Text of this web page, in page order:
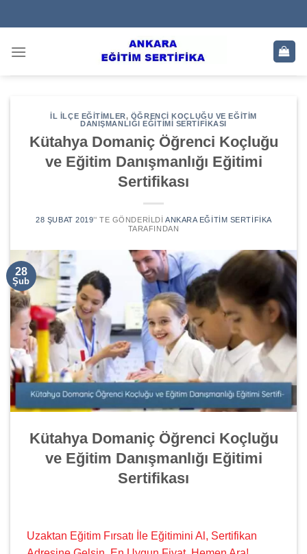
to
İL İLÇE EĞITIMLER, ÖĞRENCI KOÇLUĞU VE EĞITIM
DANIŞMANLIĞI EĞITIMI SERTIFIKASI
Kütahya Domaniç Öğrenci Koçluğu
ve Eğitim Danışmanlığı Eğitimi
Sertifikası
28 ŞUBAT 2019’' TE GÖNDERILDI ANKARA EĞITIM SERTIFIKA
TARAFINDAN
28
Şub
Kütahya Domaniç Öğrenci Koçluğu
ve Eğitim Danışmanlığı Eğitimi
Sertifikası
Uzaktan Eğitim Fırsatı İle Eğitimini Al, Sertifikan